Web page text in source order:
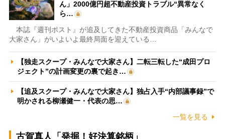
ん」2000億円超不動産投資トラブル“異常なく
ら…
本誌『週刊ポスト』が追及してきた不動産投資商品「みんなで
大家さん」がいよいよ最終局面を迎えている…
【独走スクープ・みんなで大家さん】二転三転した“成田プロ
ジェクト”の計画変更の裏で起き…
【追及スクープ・みんなで大家さん】独占入手“内部議事録”で
明かされる柳瀬健一・代表の思…
一覧を見る
古賀真人「発掘！好決算銘柄」